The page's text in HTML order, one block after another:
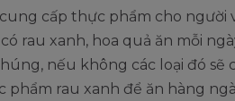
cấp thực phẩm cho người
rau xanh, hoa quả ăn mỗi
nếu không các loại đó sẽ
rau xanh để ăn hàng